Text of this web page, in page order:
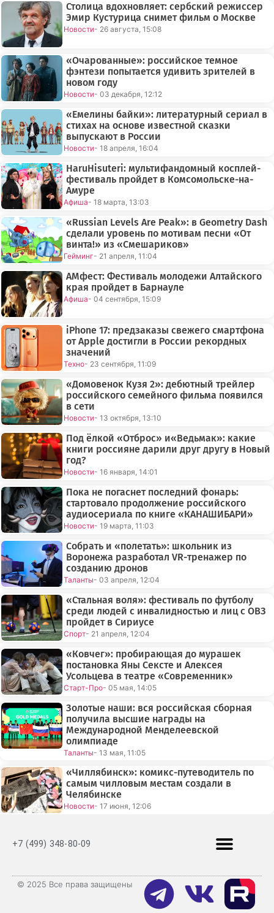
Столица вдохновляет: сербский режиссер
Эмир Кустурица снимет фильм о Москве
Новости- 26 августа, 15:08
«Очарованные»: российское темное
фэнтези попытается удивить зрителей в
новом году
Новости- 03 декабря, 12:12
«Емелины байки»: литературный сериал в
стихах на основе известной сказки
выпускают в России
Новости- 18 апреля, 16:04
HaruHisuteri: мультифандомный косплей-
фестиваль пройдет в Комсомольске-на-
Амуре
Афиша- 18 марта, 13:03
«Russian Levels Are Peak»: в Geometry Dash
сделали уровень по мотивам песни «От
винта!» из «Смешариков»
Гейминг- 21 апреля, 11:04
АМфест: Фестиваль молодежи Алтайского
края пройдет в Барнауле
Афиша- 04 сентября, 15:09
iPhone 17: предзаказы свежего смартфона
от Apple достигли в России рекордных
значений
Техно- 23 сентября, 11:09
«Домовенок Кузя 2»: дебютный трейлер
российского семейного фильма появился
в сети
Новости- 13 октября, 13:10
Под ёлкой «Отброс» и«Ведьмак»: какие
книги россияне дарили друг другу в Новый
год?
Новости- 16 января, 14:01
Пока не погаснет последний фонарь:
стартовало продолжение российского
аудиосериала по книге «КАНАШИБАРИ»
Новости- 19 марта, 11:03
Собрать и «полетать»: школьник из
Воронежа разработал VR-тренажер по
созданию дронов
Таланты- 03 апреля, 12:04
«Стальная воля»: фестиваль по футболу
среди людей с инвалидностью и лиц с ОВЗ
пройдет в Сириусе
Спорт- 21 апреля, 12:04
«Ковчег»: пробирающая до мурашек
постановка Яны Сексте и Алексея
Усольцева в театре «Современник»
Старт-Про- 05 мая, 14:05
Золотые наши: вся российская сборная
получила высшие награды на
Международной Менделеевской
олимпиаде
Таланты- 13 мая, 11:05
«Чиллябинск»: комикс-путеводитель по
самым чилловым местам создали в
Челябинске
Новости- 17 июня, 12:06
+7 (499) 348-80-09
© 2025 Все права защищены